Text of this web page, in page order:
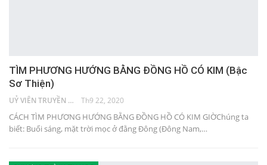
TÌM PHƯƠNG HƯỚNG BẰNG ĐỒNG HỒ CÓ KIM (Bậc
Sơ Thiện)
UỶ VIÊN TRUYỀN THÔNG Th9 22, 2020
CÁCH TÌM PHƯƠNG HƯỚNG BẰNG ĐỒNG HỒ CÓ KIM GIỜChúng ta
biết: Buổi sáng, mặt trời mọc ở đằng Đông (Đông Nam,…